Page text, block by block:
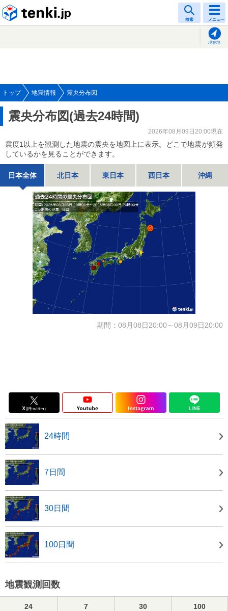
検索 メニュー
現在地
トップ 地震情報 震央分布図
震央分布図(過去24時間)
2026年08月09日20:00現在
震度1以上を観測した地震の震央を地図上に表示。どこで地震が頻発
しているかを見ることができます。
日本全体 北日本 東日本 西日本 沖縄
期間：08月08日20:00～08月09日20:00
24時間
7日間
30日間
100日間
地震観測回数
24
7
30
100